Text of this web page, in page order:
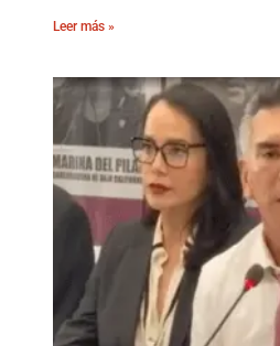
Leer más »